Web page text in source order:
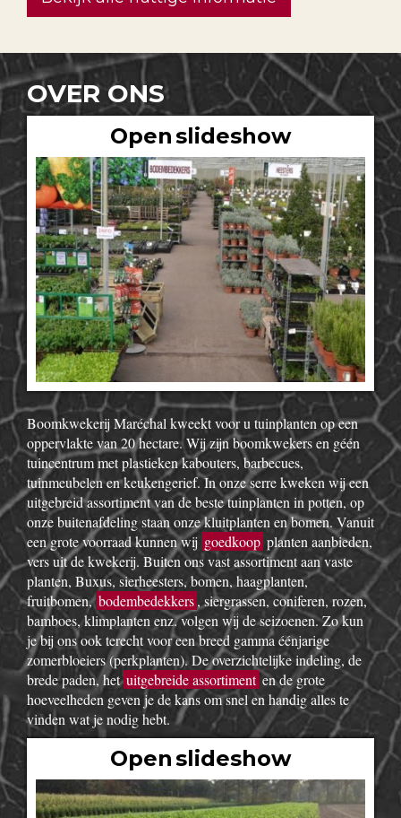
OVER ONS
Open slideshow
Boomkwekerij Maréchal kweekt voor u tuinplanten op een
oppervlakte van 20 hectare. Wij zijn boomkwekers en géén
tuincentrum met plastieken kabouters, barbecues,
tuinmeubelen en keukengerief. In onze serre kweken wij een
uitgebreid assortiment van de beste tuinplanten in potten, op
onze buitenafdeling staan onze kluitplanten en bomen. Vanuit
een grote voorraad kunnen wij goedkoop planten aanbieden,
vers uit de kwekerij. Buiten ons vast assortiment aan vaste
planten, Buxus, sierheesters, bomen, haagplanten,
fruitbomen,bodembedekkers, siergrassen, coniferen, rozen,
bamboes, klimplanten enz. volgen wij de seizoenen. Zo kun
je bij ons ook terecht voor een breed gamma éénjarige
zomerbloeiers (perkplanten). De overzichtelijke indeling, de
brede paden, hetuitgebreide assortiment en de grote
hoeveelheden geven je de kans om snel en handig alles te
vinden wat je nodig hebt.
Open slideshow